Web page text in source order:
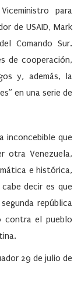
para
de USAID, Mark
Comando Sur.
de cooperación,
y, además, la
en una serie de
inconcebible que
otra Venezuela,
e histórica,
decir es que
república
contra el pueblo
29 de julio de